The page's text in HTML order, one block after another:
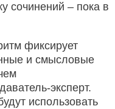
сочинений – пока в
фиксирует
и смысловые
эксперт.
использовать